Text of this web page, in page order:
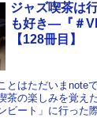
ジャズ喫茶は
も好き―『＃
【128冊目】
とはただいまnote
茶の楽しみを覚え
ビート」に行った